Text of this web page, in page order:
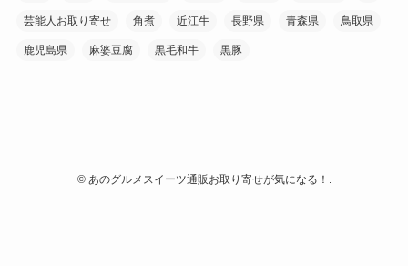
芸能人お取り寄せ 角煮 近江牛 長野県 青森県 鳥取県
鹿児島県 麻婆豆腐 黒毛和牛 黒豚
©あのグルメスイーツ通販お取り寄せが気になる！.